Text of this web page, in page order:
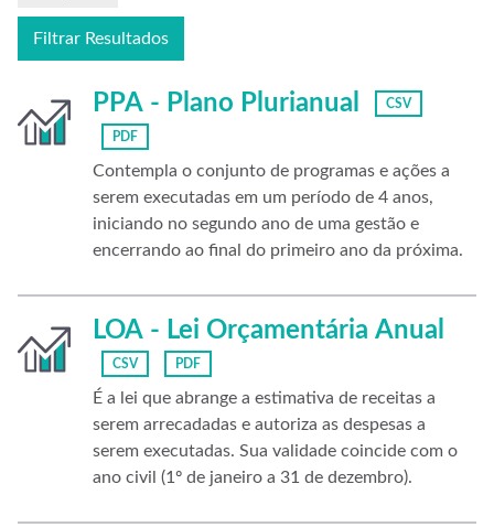
Filtrar Resultados
PPA - Plano Plurianual CSV
PDF
Contempla o conjunto de programas e ações a
serem executadas em um período de 4 anos,
iniciando no segundo ano de uma gestão e
encerrando ao final do primeiro ano da próxima.
LOA - Lei Orçamentária Anual
CSV PDF
É a lei que abrange a estimativa de receitas a
serem arrecadadas e autoriza as despesas a
serem executadas. Sua validade coincide com o
ano civil (1º de janeiro a 31 de dezembro).